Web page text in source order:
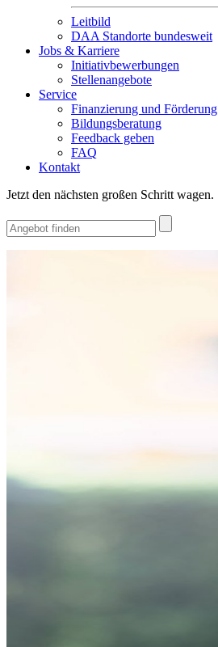
Leitbild
DAA Standorte bundesweit
Jobs & Karriere
Initiativbewerbungen
Stellenangebote
Service
Finanzierung und Förderung
Bildungsberatung
Feedback geben
FAQ
Kontakt
Jetzt den nächsten großen Schritt wagen.